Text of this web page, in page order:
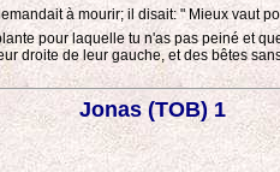
à mourir; il disait: " Mieux vaut
pour laquelle tu n'as pas peiné et
droite de leur gauche, et des bêtes
Jonas (TOB) 1